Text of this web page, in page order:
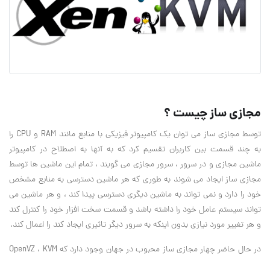
مجازی ساز چیست ؟
توسط مجازی ساز می توان یک کامپیوتر فیزیکی با منابع مانند RAM و CPU را
به چند قسمت بین کاربران تقسیم کرد که به آنها به اصطلاح در کامپیوتر
ماشین مجازی و در سرور ، سرور مجازی می گویند ، تمام این ماشین ها توسط
مجازی ساز ایجاد می شوند به طوری که هر ماشین دسترسی به منابع مشخص
خود را دارد و نمی تواند به ماشین دیگری دسترسی پیدا کند ، و هر ماشین می
تواند سیستم عامل خود را داشته باشد و قسمت سخت افزار خود را کنترل کند
و هر تغییر مورد نیازی بدون اینکه به سرور دیگر تاثیری ایجاد کند را اعمال کند.
در حال حاضر چهار مجازی ساز محبوب در جهان وجود دارد که OpenVZ ، KVM